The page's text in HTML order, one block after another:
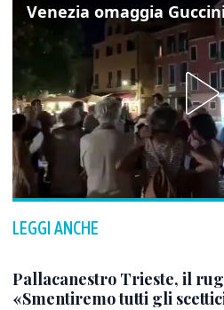
LEGGI ANCHE
Pallacanestro Trieste, il
«Smentiremo tutti gli